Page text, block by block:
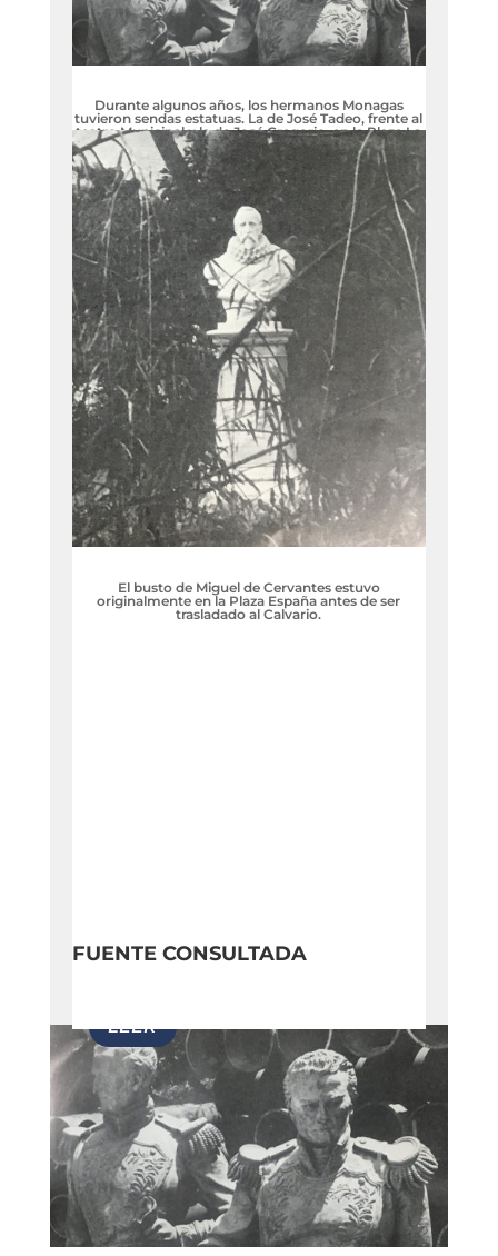
Durante algunos años, los hermanos Monagas
tuvieron sendas estatuas. La de José Tadeo, frente al
teatro Municipal y la de José Gregorio, en la Plaza La
Candelaria.
El busto de Miguel de Cervantes estuvo
originalmente en la Plaza España antes de ser
trasladado al Calvario.
FUENTE CONSULTADA